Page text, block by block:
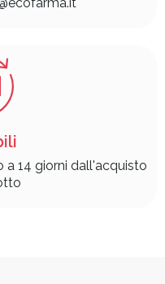
a 14 giorni dall'acquisto